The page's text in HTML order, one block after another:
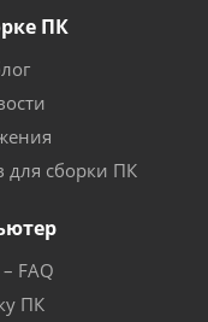
ПК
для сборки ПК
FAQ
ПК